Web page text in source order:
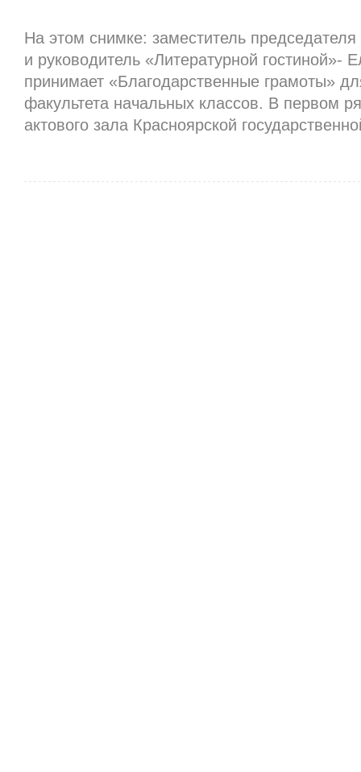
На этом снимке: заместитель
и руководитель «Литературной
принимает «Благодарственные грамоты»
факультета начальных классов. В первом
актового зала Красноярской